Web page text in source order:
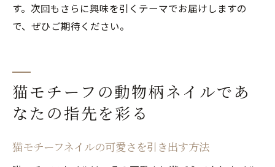
す。次回もさらに興味を引くテーマでお届けしますの
で、ぜひご期待ください。
猫モチーフの動物柄ネイルであ
なたの指先を彩る
猫モチーフネイルの可愛さを引き出す方法